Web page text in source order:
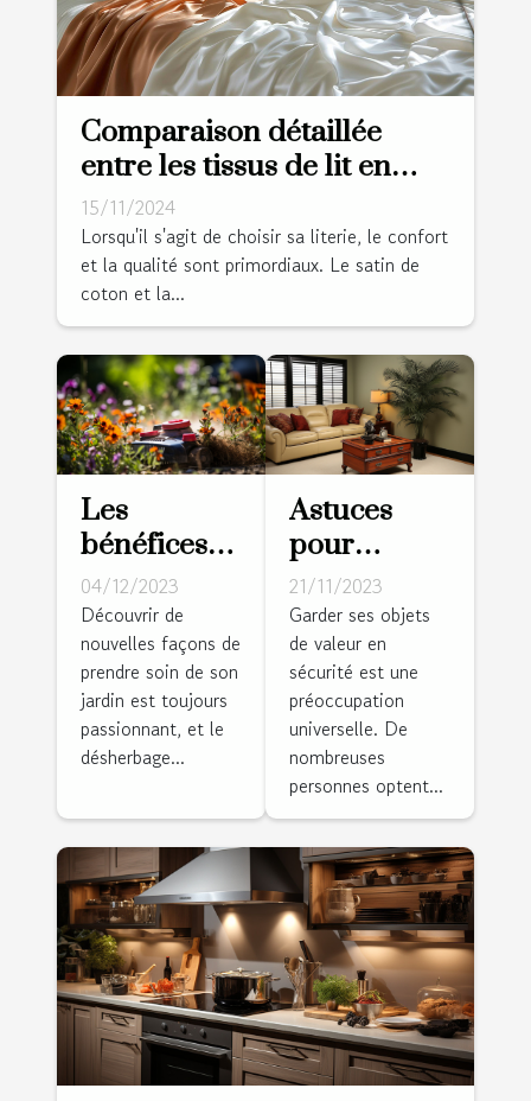
Comparaison détaillée
entre les tissus de lit en
satin de coton et percale
15/11/2024
Lorsqu'il s'agit de choisir sa literie, le confort
et la qualité sont primordiaux. Le satin de
coton et la...
Les
bénéfices
du
désherbage
thermique
pour votre
jardin
04/12/2023
Découvrir de
nouvelles façons de
prendre soin de son
jardin est toujours
passionnant, et le
désherbage...
Astuces
pour
dissimuler
un coffre-
fort dans
votre salle
de séjour
21/11/2023
Garder ses objets
de valeur en
sécurité est une
préoccupation
universelle. De
nombreuses
personnes optent...